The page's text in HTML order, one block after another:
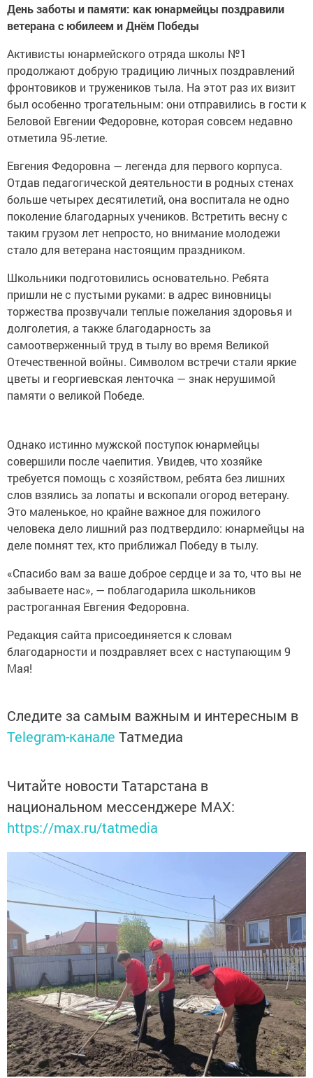
День заботы и памяти: как юнармейцы поздравили
ветерана с юбилеем и Днём Победы
Активисты юнармейского отряда школы №1
продолжают добрую традицию личных поздравлений
фронтовиков и тружеников тыла. На этот раз их визит
был особенно трогательным: они отправились в гости к
Беловой Евгении Федоровне, которая совсем недавно
отметила 95-летие.
Евгения Федоровна — легенда для первого корпуса.
Отдав педагогической деятельности в родных стенах
больше четырех десятилетий, она воспитала не одно
поколение благодарных учеников. Встретить весну с
таким грузом лет непросто, но внимание молодежи
стало для ветерана настоящим праздником.
Школьники подготовились основательно. Ребята
пришли не с пустыми руками: в адрес виновницы
торжества прозвучали теплые пожелания здоровья и
долголетия, а также благодарность за
самоотверженный труд в тылу во время Великой
Отечественной войны. Символом встречи стали яркие
цветы и георгиевская ленточка — знак нерушимой
памяти о великой Победе.
Однако истинно мужской поступок юнармейцы
совершили после чаепития. Увидев, что хозяйке
требуется помощь с хозяйством, ребята без лишних
слов взялись за лопаты и вскопали огород ветерану.
Это маленькое, но крайне важное для пожилого
человека дело лишний раз подтвердило: юнармейцы на
деле помнят тех, кто приближал Победу в тылу.
«Спасибо вам за ваше доброе сердце и за то, что вы не
забываете нас», — поблагодарила школьников
растроганная Евгения Федоровна.
Редакция сайта присоединяется к словам
благодарности и поздравляет всех с наступающим 9
Мая!
Следите за самым важным и интересным в
Telegram-канале Татмедиа
Читайте новости Татарстана в
национальном мессенджере MАХ:
https://max.ru/tatmedia